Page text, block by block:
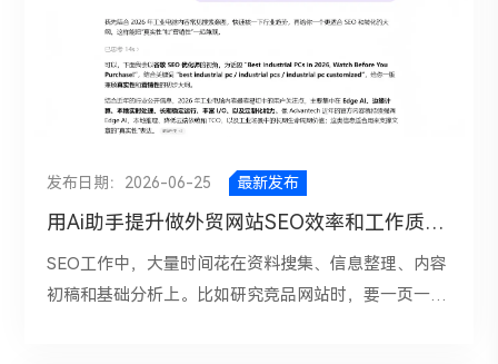
量有没有增长。 四、网站内容能吸引人，却不足以建
立信任文章写了很多，流量也有了，可网站里没有足够
有说服力的内容来帮助客户做决策。比如，没有真实案
例，没有工厂或团队展示，没有资质证书，没有客户评
价，没有交付流程说明，也没有FAQ去解决采购顾虑。
这样的网站，虽然可以吸引点击，却很难让用户产生
“这家公司值得我联系”的感觉。 五、SEO转化链路排
查一个完整的SEO获客闭环应该是：关键词策略精准
→ 吸引目标用户进入网站 → 页面内容满足需求 → 建
道这台设备适合什么场景、性能边界在哪里；Triangle
首页就明确了sanitary packaging 定位和核心设备类
别，减少了访客理解成本。
https://www.syntegon.com/solutions/pharma/vffs-
是卖设备，还围绕“如何购买包装机械”做完整指南和
checklist，这类内容是在承接买家研究阶段的搜索需
求；Rovema 则会提供对比矩阵、能力说明和应用解
释，让采购方在比较型号前就先留在线索。
建议都是大而全的，做为独立站运营就是要筛查信息的
准确性，并能够找出聚焦的最佳策略。所以，正确的工
作方式是“用AI加快搜集、归纳、判断和执行”。 一、做
行业SEO分析，先让AI帮你看清搜索需求结构 行业分
的是LED Screen独立站。不能只盯着“LED Screen”
“LED Display”这类大词，因为真正的SEO机会往往藏
在搜索意图的细分层里。用户可能会搜索“led display
panel price”“outdoor advertising led display screen”
等等。这些词背后对应的不是同一个页面类型，而是不
发布日期：2026-06-25 最新发布
用Ai助手提升做外贸网站SEO效率和工作质量！
SEO工作中，大量时间花在资料搜集、信息整理、内容
初稿和基础分析上。比如研究竞品网站时，要一页一页